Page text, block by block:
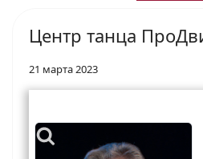
Центр танца
21 марта 2023